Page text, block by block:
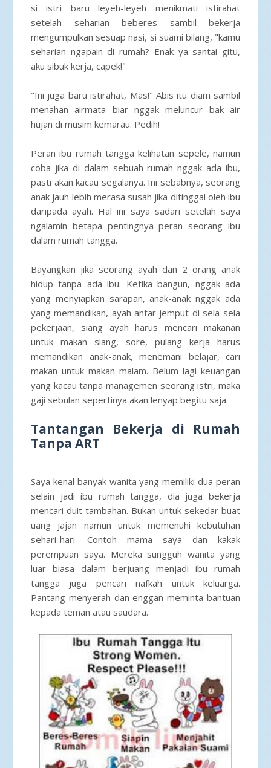
si istri baru leyeh-leyeh menikmati istirahat
setelah seharian beberes sambil bekerja
mengumpulkan sesuap nasi, si suami bilang, "kamu
seharian ngapain di rumah? Enak ya santai gitu,
aku sibuk kerja, capek!"
"Ini juga baru istirahat, Mas!" Abis itu diam sambil
menahan airmata biar nggak meluncur bak air
hujan di musim kemarau. Pedih!
Peran ibu rumah tangga kelihatan sepele, namun
coba jika di dalam sebuah rumah nggak ada ibu,
pasti akan kacau segalanya. Ini sebabnya, seorang
anak jauh lebih merasa susah jika ditinggal oleh ibu
daripada ayah. Hal ini saya sadari setelah saya
ngalamin betapa pentingnya peran seorang ibu
dalam rumah tangga.
Bayangkan jika seorang ayah dan 2 orang anak
hidup tanpa ada ibu. Ketika bangun, nggak ada
yang menyiapkan sarapan, anak-anak nggak ada
yang memandikan, ayah antar jemput di sela-sela
pekerjaan, siang ayah harus mencari makanan
untuk makan siang, sore, pulang kerja harus
memandikan anak-anak, menemani belajar, cari
makan untuk makan malam. Belum lagi keuangan
yang kacau tanpa managemen seorang istri, maka
gaji sebulan sepertinya akan lenyap begitu saja.
Tantangan Bekerja di Rumah
Tanpa ART
Saya kenal banyak wanita yang memiliki dua peran
selain jadi ibu rumah tangga, dia juga bekerja
mencari duit tambahan. Bukan untuk sekedar buat
uang jajan namun untuk memenuhi kebutuhan
sehari-hari. Contoh mama saya dan kakak
perempuan saya. Mereka sungguh wanita yang
luar biasa dalam berjuang menjadi ibu rumah
tangga juga pencari nafkah untuk keluarga.
Pantang menyerah dan enggan meminta bantuan
kepada teman atau saudara.